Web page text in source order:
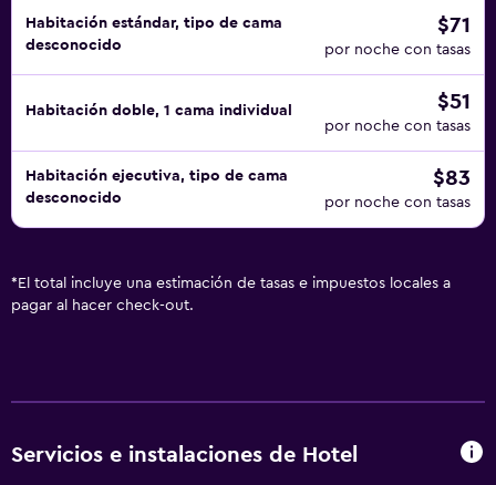
Habitación estándar, tipo de cama
desconocido
$71
por noche con tasas
Habitación doble, 1 cama individual $51
por noche con tasas
Habitación ejecutiva, tipo de cama
desconocido
$83
por noche con tasas
* El total incluye una estimación de tasas e impuestos locales a
pagar al hacer check-out.
Servicios e instalaciones de Hotel